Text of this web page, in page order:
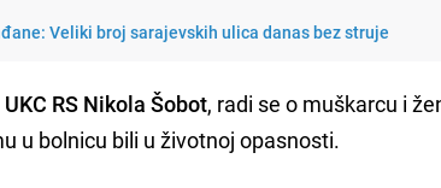
Veliki broj sarajevskih ulica danas bez struje
RS Nikola Šobot, radi se o muškarcu i
u bolnicu bili u životnoj opasnosti.